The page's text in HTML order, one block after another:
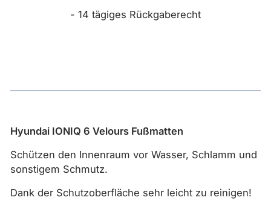
- 14 tägiges Rückgaberecht
Hyundai IONIQ 6 Velours Fußmatten
Schützen den Innenraum vor Wasser, Schlamm und
sonstigem Schmutz.
Dank der Schutzoberfläche sehr leicht zu reinigen!